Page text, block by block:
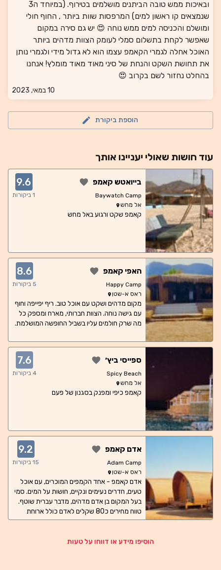
ובאיכות ממש טובה הביתנים מושלמים בטירוף. (במיוחד ה3
שנמצאים קו ראשון למים) המרפסות שוות ביותר , החוף חולי
ומושלם והכניסה למים ממש נוחה 😍 יש גם סירה במקום
שאפשר לקחת בתשלום סמלי לעומק הצוות מדהים ביותר
האוכל אחלה לגמרי הקאמפ עצמו הוא לא גדול מידי ולגמרי נותן
את תחושת השקט והנחת של סיני מאוד מאוד מומלץ! אנחנו
בהחלט נחזור לשם בקרוב 😍
10 במאי, 2023
הוספת ביקורת
עוד חושות שאולי יעניינו אותך
בייואטש קאמפ
Baywatch Camp
אל מחש
9.6
1 ביקורות
קאמפ שקט ורגוע באל מחש
האפי קאמפ
Happy Camp
ראס א-שטן
8.6
5 ביקורות
מקום מדהים ושקט עם אוכל טוב. ריף יפייפה וחוף
עם גישה נוחה. הצוות חברותי, מארח ומספק כל
מה שרק חולמים עליו בשביל החופשה המושלמת.
ספייסי ביץ׳
Spicy Beach
אל מחש
7.6
4 ביקורות
קאמפ כיפי ומפנק בסגנון של פעם
אדם קאמפ
Adam Camp
ראס א-שטן
9.2
15 ביקורות
אדם קאמפ - אחד הקמפים המוכרים, עם אוכל
טעים, חדרים נעימים ונקיים, חושות על המים. סמי
בעל המקום בן אדם מדהים, מדבר עברית שוטף.
טווח מחירים כ80 שקלים לאדם כולל ארוחת
בוקר בחדר עם שירותים מקלחת ומזגן (קיימים
כ-40 שקלים
הוסיפו מידע או דווחו על טעות